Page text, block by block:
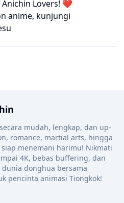
Anichin Lovers! ❤️
anime, kunjungi
mudah, lengkap, dan up-
romance, martial arts, hingga
menemani harimu! Nikmati
4K, bebas buffering, dan
donghua bersama
pencinta animasi Tiongkok!